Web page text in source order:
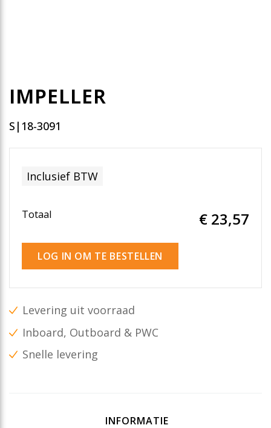
IMPELLER
S|18-3091
Inclusief BTW
Totaal € 23,57
LOG IN OM TE BESTELLEN
Levering uit voorraad
Inboard, Outboard & PWC
Snelle levering
INFORMATIE